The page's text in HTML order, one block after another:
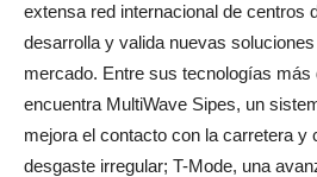
extensa red internacional de centros
desarrolla y valida nuevas
mercado. Entre sus tecnologías
encuentra MultiWave Sipes, un
mejora el contacto con la carretera y
desgaste irregular; T-Mode, una